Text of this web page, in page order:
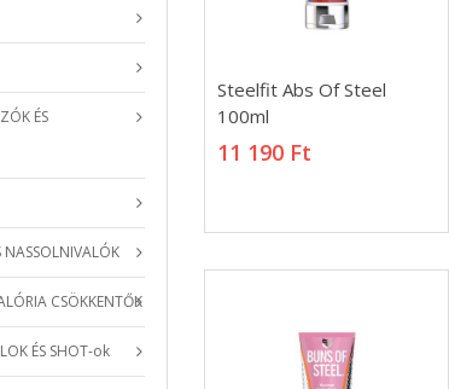
ÉS
NASSOLNIVALÓK
CSÖKKENTŐK
ÉS SHOT-ok
Steelfit Abs Of Steel
100ml
11 190 Ft
Steelfit Abs Of Steel
100ml
11 190 Ft